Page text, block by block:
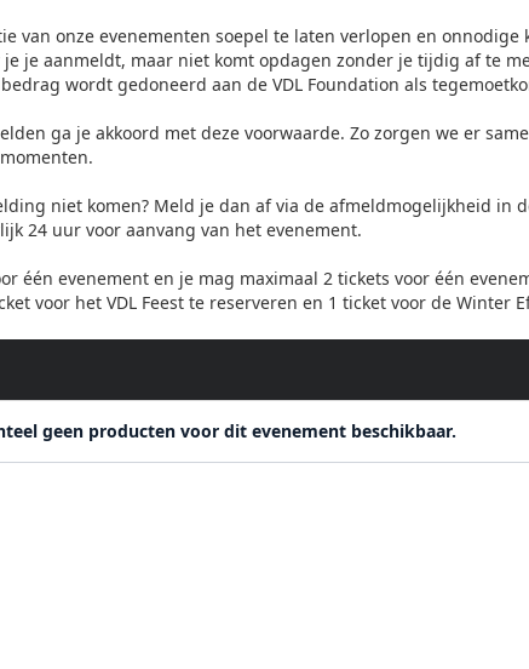
van onze evenementen soepel te laten verlopen en
je je aanmeldt, maar niet komt opdagen zonder je tijdig af te
wordt gedoneerd aan de VDL Foundation als
ga je akkoord met deze voorwaarde. Zo zorgen we er
niet komen? Meld je dan af via de afmeldmogelijkheid in
24 uur voor aanvang van het evenement.
één evenement en je mag maximaal 2 tickets voor één
voor het VDL Feest te reserveren en 1 ticket voor de Winter
geen producten voor dit evenement beschikbaar.